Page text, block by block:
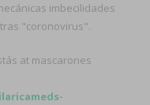
imbecilidades
"coronovirus".
at mascarones